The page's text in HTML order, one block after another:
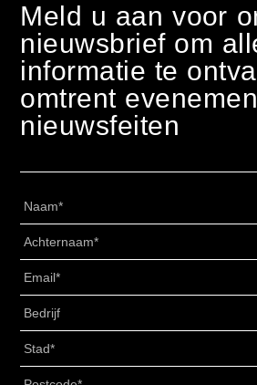
Meld u aan voor
nieuwsbrief om
informatie te
omtrent
nieuwsfeiten
Naam
Achternaam
Email
Senza
Titolo
Stad
Postcode